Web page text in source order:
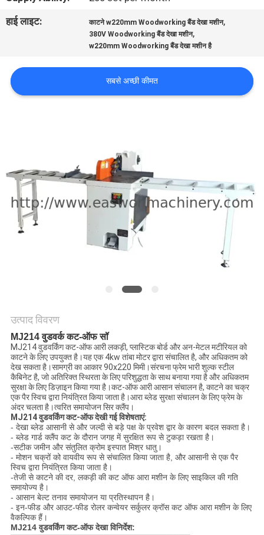
समाचार
एक
उद्धरण
साइटमैप
PRIVACY
हाई लाइट:
काटने w220mm Woodworking बैंड देखा मशीन,
380V Woodworking बैंड देखा मशीन,
w220mm Woodworking बैंड देखा मशीन है
सबसे अच्छी कीमत
उत्पाद विवरण
MJ214 वुडवर्क कट-ऑफ सॉ
MJ214 वुडवर्किंग कट-ऑफ आरी लकड़ी, प्लास्टिक बोर्ड और अन-मेटल मटीरियल को
काटने के लिए उपयुक्त है।यह एक 4kw तांबा मोटर द्वारा संचालित है, और अधिकतम को
देख सकता है।सामग्री का आकार 90x220 मिमी।संरचना फ्रेम भारी शुल्क स्टील
कैबिनेट है, जो अतिरिक्त स्थिरता के लिए परिशुद्धता के साथ बनाया गया है और अधिकतम
सुरक्षा के लिए डिज़ाइन किया गया है।कट-ऑफ आरी आसान संचालन है, काटने का चक्र
एक पैर स्विच द्वारा नियंत्रित किया जाता है।आरा ब्लेड सुरक्षा संचालन के लिए फ्रेम के
अंदर चलता है।त्वरित समायोजन सिर क्लैंप।
MJ214 वुडवर्किंग कट-ऑफ देखी गई विशेषताएं:
- देखा ब्लेड आसानी से और जल्दी से बड़े पक्ष के प्रवेश द्वार के कारण बदल सकता है।
- ब्लेड गार्ड क्लैंप कट के दौरान जगह में सुरक्षित रूप से टुकड़ा रखता है।
-सटीक जमीन और संतुलित क्रोम इस्पात मिश्र धातु।
- मोशन चक्रों को वायवीय रूप से संचालित किया जाता है, और आसानी से एक पैर
स्विच द्वारा नियंत्रित किया जाता है।
-तेजी से काटने की दर, लकड़ी की कट ऑफ आरा मशीन के लिए साइकिल की गति
समायोज्य है।
- आसान बेल्ट तनाव समायोजन या प्रतिस्थापन है।
- इन-फीड और आउट-फीड रोलर कन्वेयर सर्कुलर क्रॉस कट ऑफ आरा मशीन के लिए
वैकल्पिक हैं।
MJ214 वुडवर्किंग कट-ऑफ देखा विनिर्देश: